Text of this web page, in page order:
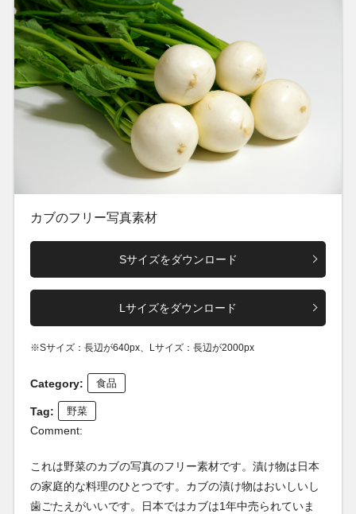
カブのフリー写真素材
Sサイズをダウンロード
Lサイズをダウンロード
※Sサイズ：長辺が640px、Lサイズ：長辺が2000px
Category: 食品
Tag: 野菜
Comment:
これは野菜のカブの写真のフリー素材です。漬け物は日本
の家庭的な料理のひとつです。カブの漬け物はおいしいし
歯ごたえがいいです。日本ではカブは1年中売られていま